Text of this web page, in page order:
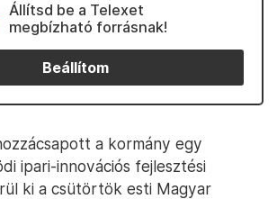
Állítsd be a Telexet
megbízható forrásnak!
Beállítom
a kormány egy
ipari-innovációs fejlesztési
ki a csütörtök esti Magyar